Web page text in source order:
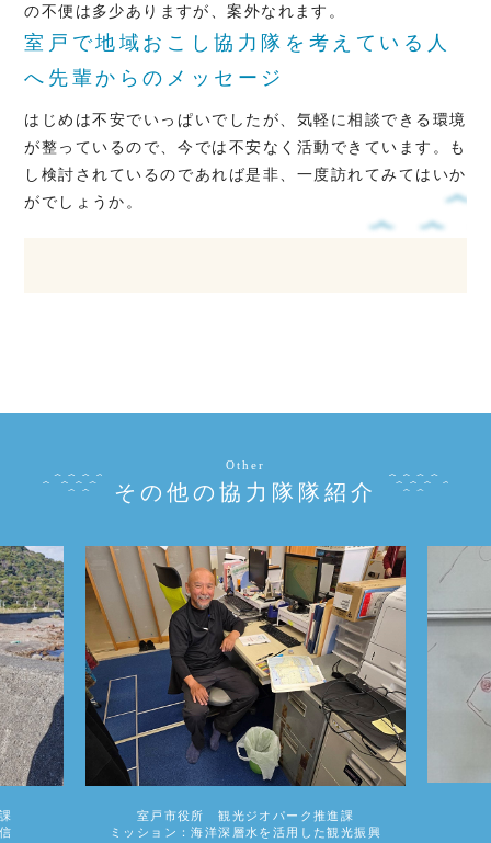
の不便は多少ありますが、案外なれます。
室戸で地域おこし協力隊を考えている人
へ先輩からのメッセージ
はじめは不安でいっぱいでしたが、気軽に相談できる環境
が整っているので、今では不安なく活動できています。も
し検討されているのであれば是非、一度訪れてみてはいか
がでしょうか。
Other
その他の協力隊隊紹介
室戸市役所 観光ジオパーク推進課
ミッション：海洋深層水を活用した観光振興